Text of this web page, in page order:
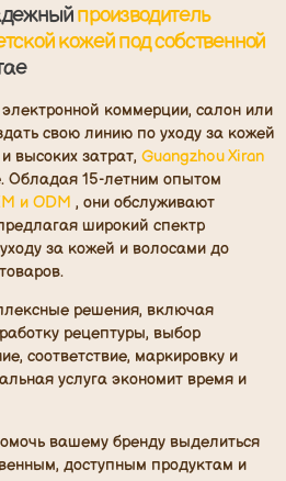
производитель
кожей под собственной
коммерции, салон или
свою линию по уходу за кожей
высоких затрат, Guangzhou Xiran
Обладая 15-летним опытом
и ODM , они обслуживают
широкий спектр
за кожей и волосами до
решения, включая
рецептуры, выбор
соответствие, маркировку и
услуга экономит время и
вашему бренду выделиться
доступным продуктам и